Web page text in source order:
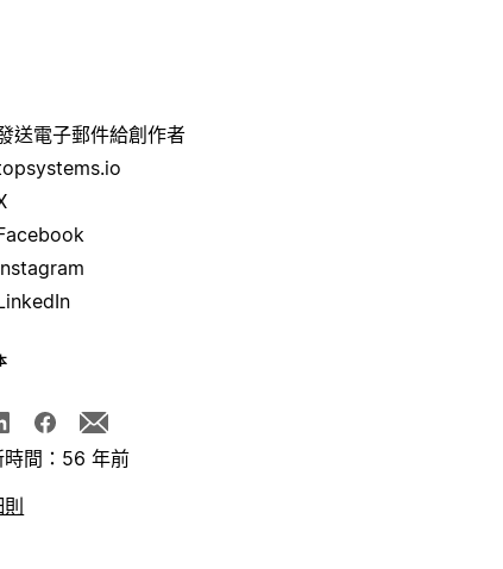
送電子郵件給創作者
時間：56 年前